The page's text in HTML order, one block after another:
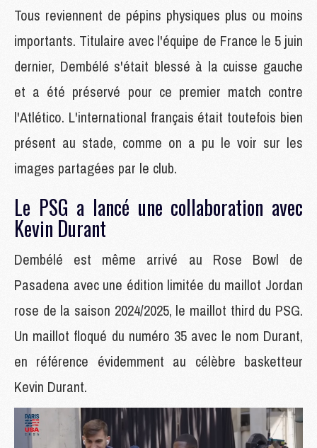
Tous reviennent de pépins physiques plus ou moins
importants. Titulaire avec l'équipe de France le 5 juin
dernier, Dembélé s'était blessé à la cuisse gauche
et a été préservé pour ce premier match contre
l'Atlético. L'international français était toutefois bien
présent au stade, comme on a pu le voir sur les
images partagées par le club.
Le PSG a lancé une collaboration avec
Kevin Durant
Dembélé est même arrivé au Rose Bowl de
Pasadena avec une édition limitée du maillot Jordan
rose de la saison 2024/2025, le maillot third du PSG.
Un maillot floqué du numéro 35 avec le nom Durant,
en référence évidemment au célèbre basketteur
Kevin Durant.